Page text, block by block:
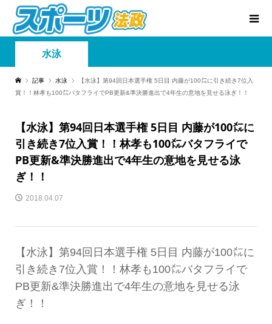
水泳
記事 水泳
【水泳】第94回日本選手権 5日目 内藤が100㍍に引き続き7位入
賞！！林孝も100㍍バタフライでPB更新&準決勝進出で4年生の意地を見せる泳ぎ！！
【水泳】第94回日本選手権 5日目 内藤が100㍍に
引き続き7位入賞！！林孝も100㍍バタフライで
PB更新&準決勝進出で4年生の意地を見せる泳
ぎ！！
2018.04.07
【水泳】第94回日本選手権 5日目 内藤が100㍍に
引き続き7位入賞！！林孝も100㍍バタフライで
PB更新&準決勝進出で4年生の意地を見せる泳
ぎ！！